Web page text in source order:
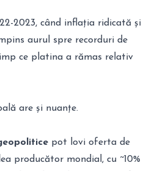
2023, când inflația ridicată și
aurul spre recorduri de
ce platina a rămas relativ
are și nuanțe.
pot lovi oferta de
producător mondial, cu ~10%